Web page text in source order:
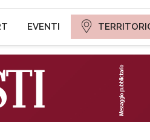
EVENTI